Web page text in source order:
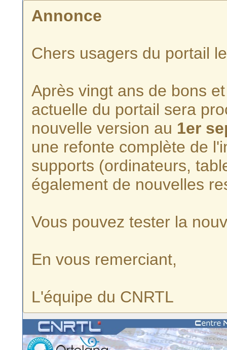
Annonce
Chers usagers du portail
Après vingt ans de bons
actuelle du portail sera
nouvelle version au 1er
une refonte complète de
supports (ordinateurs,
également de nouvelles
Vous pouvez tester la
En vous remerciant,
L'équipe du CNRTL